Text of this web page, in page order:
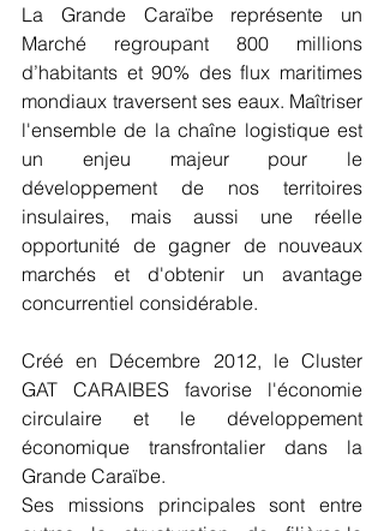
La Grande Caraïbe représente un
Marché regroupant 800 millions
d’habitants et 90% des flux maritimes
mondiaux traversent ses eaux. Maîtriser
l'ensemble de la chaîne logistique est
un enjeu majeur pour le
développement de nos territoires
insulaires, mais aussi une réelle
opportunité de gagner de nouveaux
marchés et d'obtenir un avantage
concurrentiel considérable.
Créé en Décembre 2012, le Cluster
GAT CARAIBES favorise l'économie
circulaire et le développement
économique transfrontalier dans la
Grande Caraïbe.
Ses missions principales sont entre